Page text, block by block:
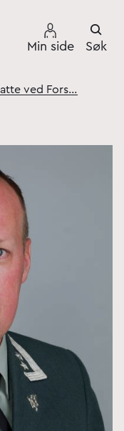
Min side Søk
Ansatte ved Forsvarets høgskole